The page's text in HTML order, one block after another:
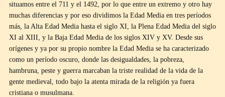
situamos entre el 711 y el 1492, por lo que entre un extremo y otro hay
muchas diferencias y por eso dividimos la Edad Media en tres períodos
más, la Alta Edad Media hasta el siglo XI, la Plena Edad Media del siglo
XI al XIII, y la Baja Edad Media de los siglos XIV y XV. Desde sus
orígenes y ya por su propio nombre la Edad Media se ha caracterizado
como un período oscuro, donde las desigualdades, la pobreza,
hambruna, peste y guerra marcaban la triste realidad de la vida de la
gente medieval, todo bajo la atenta mirada de la religión ya fuera
cristiana o musulmana.